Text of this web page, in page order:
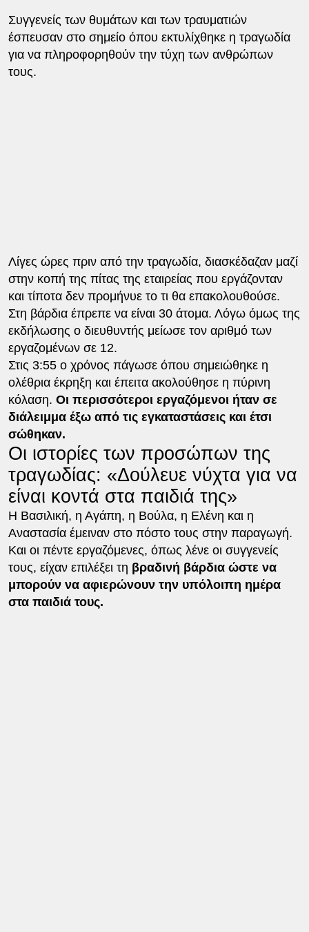
Συγγενείς των θυμάτων και των τραυματιών
έσπευσαν στο σημείο όπου εκτυλίχθηκε η τραγωδία
για να πληροφορηθούν την τύχη των ανθρώπων
τους.
Λίγες ώρες πριν από την τραγωδία, διασκέδαζαν μαζί
στην κοπή της πίτας της εταιρείας που εργάζονταν
και τίποτα δεν προμήνυε το τι θα επακολουθούσε.
Στη βάρδια έπρεπε να είναι 30 άτομα. Λόγω όμως της
εκδήλωσης ο διευθυντής μείωσε τον αριθμό των
εργαζομένων σε 12.
Στις 3:55 ο χρόνος πάγωσε όπου σημειώθηκε η
ολέθρια έκρηξη και έπειτα ακολούθησε η πύρινη
κόλαση. Οι περισσότεροι εργαζόμενοι ήταν σε
διάλειμμα έξω από τις εγκαταστάσεις και έτσι
σώθηκαν.
Οι ιστορίες των προσώπων της
τραγωδίας: «Δούλευε νύχτα για να
είναι κοντά στα παιδιά της»
Η Βασιλική, η Αγάπη, η Βούλα, η Ελένη και η
Αναστασία έμειναν στο πόστο τους στην παραγωγή.
Και οι πέντε εργαζόμενες, όπως λένε οι συγγενείς
τους, είχαν επιλέξει τη βραδινή βάρδια ώστε να
μπορούν να αφιερώνουν την υπόλοιπη ημέρα
στα παιδιά τους.